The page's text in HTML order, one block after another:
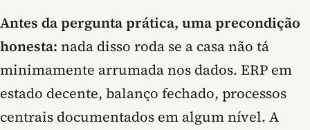
Antes da pergunta prática, uma precondição
honesta: nada disso roda se a casa não tá
minimamente arrumada nos dados. ERP em
estado decente, balanço fechado, processos
centrais documentados em algum nível. A